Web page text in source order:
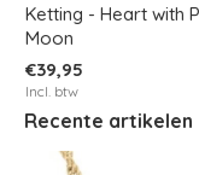
Ketting - Heart with
Moon
€39,95
Incl. btw
Recente artikelen